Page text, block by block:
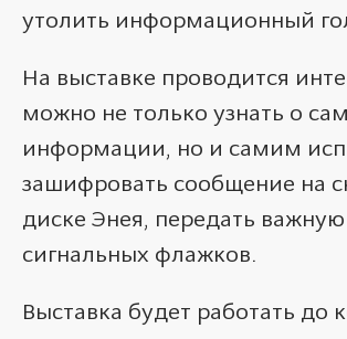
утолить информационный
На выставке проводится
можно не только узнать о
информации, но и самим
зашифровать сообщение на
диске Энея, передать
сигнальных флажков.
Выставка будет работать до